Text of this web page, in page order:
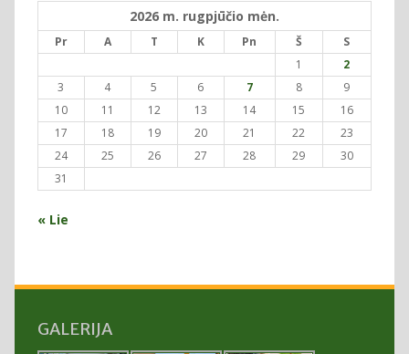
2026 m. rugpjūčio mėn.
Pr A T K Pn Š
S
1
2
3
4 5 6 7 8
9
10
11 12 13 14 15
16
17
18 19 20 21 22
23
24
25 26 27 28 29
30
31
« Lie
GALERIJA